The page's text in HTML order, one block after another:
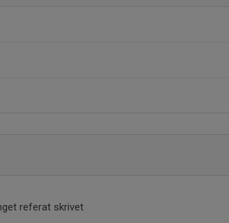
referat skrivet